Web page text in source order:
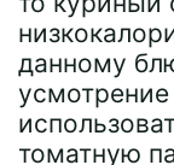
данному
томатную